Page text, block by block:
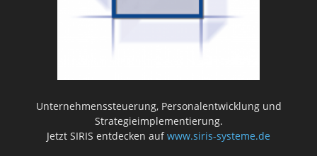
Unternehmenssteuerung, Personalentwicklung und
Strategieimplementierung.
Jetzt SIRIS entdecken aufwww.siris-systeme.de